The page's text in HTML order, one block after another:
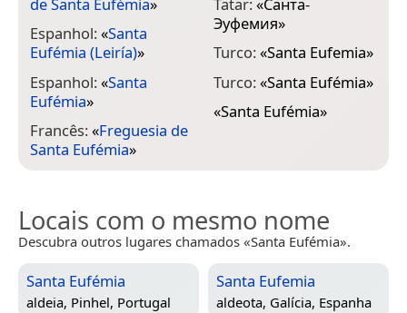
Espanhol:«Santa
Eufémia (Leiría)»
Espanhol:«Santa
Eufémia»
Francês:«Freguesia de
Santa Eufémia»
Эуфемия»
Turco:«Santa Eufemia»
Turco:«Santa Eufémia»
«Santa Eufémia»
Locais com o mesmo nome
Descubra outros lugares chamados «Santa Eufémia».
Santa Eufémia
aldeia, Pinhel, Portugal
Santa Eufemia
aldeota, Galícia, Espanha